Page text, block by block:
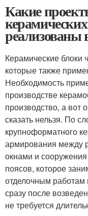
Какие
реализованы
Керамические блоки
которые также
Необходимость
производстве
производство, а вот
сказать нельзя. По
крупноформатного
армирования между
окнами и
поясов, которое
отделочным работам
сразу после
не требуется